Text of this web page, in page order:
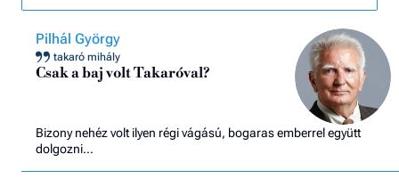
Pilhál György
takaró mihály
Csak a baj volt Takaróval?
Bizony nehéz volt ilyen régi vágású, bogaras emberrel együtt
dolgozni…